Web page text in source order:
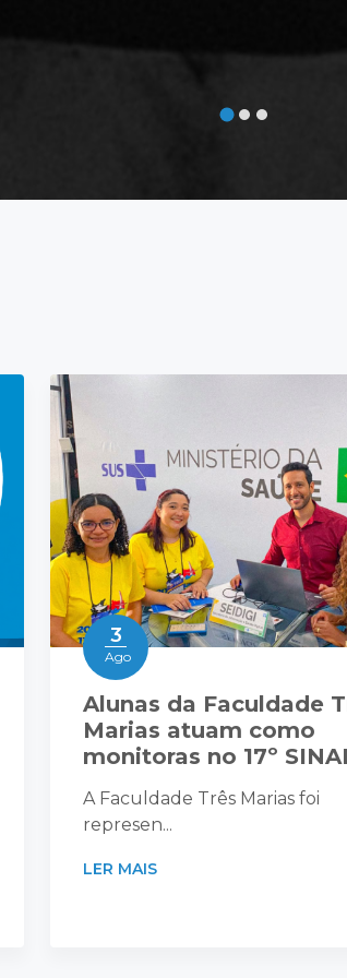
3
Ago
Alunas da Faculdade
Marias atuam como
monitoras no 17º
A Faculdade Três Marias foi
represen...
LER MAIS